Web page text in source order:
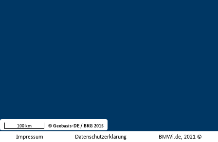
Impressum Datenschutzerklärung BMWi.de, 2021 ©
100 km © Geobasis-DE / BKG 2015